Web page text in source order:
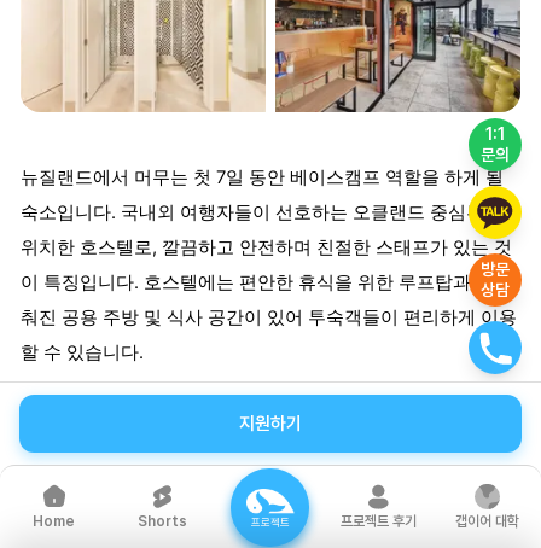
1:1
문의
방문
상담
뉴질랜드에서 머무는 첫 7일 동안 베이스캠프 역할을 하게 될
숙소입니다. 국내외 여행자들이 선호하는 오클랜드 중심부에
위치한 호스텔로, 깔끔하고 안전하며 친절한 스태프가 있는 것
이 특징입니다. 호스텔에는 편안한 휴식을 위한 루프탑과 잘 갖
춰진 공용 주방 및 식사 공간이 있어 투숙객들이 편리하게 이용
할 수 있습니다.
이 호스텔은 최대 300명 이상의 투숙객을 수용할 수 있는 도미
토리형 숙소로, 파티 분위기보다는 편안한 휴식에 중점을 둡니
다. 기본적으로 방은 남녀 별도 구분되어 있지 않으며, 다양한
국적의 게스트들과 교류하며 생활하게 됩니다. 주요 관광지와
지원하기
Home Shorts 프로젝트 프로젝트 후기 갭이어 대학